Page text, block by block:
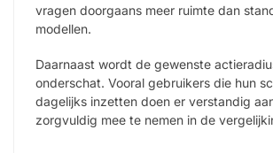
vragen doorgaans meer ruimte dan
modellen.
Daarnaast wordt de gewenste
onderschat. Vooral gebruikers die hun
dagelijks inzetten doen er verstandig
zorgvuldig mee te nemen in de